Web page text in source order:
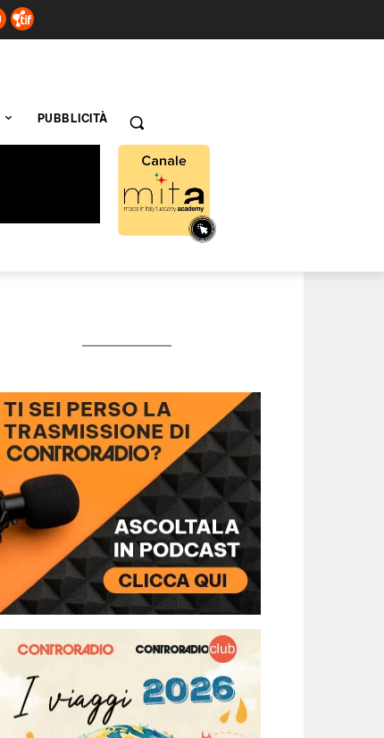
PUBBLICITÀ